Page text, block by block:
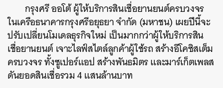
กรุงศรี ออโต้ ผู้ให้บริการสินเชื่อยานยนต์ครบวงจร
ในเครือธนาคารกรุงศรีอยุธยา จำกัด (มหาชน) เผยปีนี้จะ
ปรับเปลี่ยนโมเดลธุรกิจใหม่ เป็นมากกว่าผู้ให้บริการสิน
เชื่อยานยนต์ เจาะไลฟ์สไตล์ลูกค้าผู้ใช้รถ สร้างอีโคซิสเต็ม
ครบวงจร ทั้งซูเปอร์แอป สร้างพันธมิตร และมาร์เก็ตเพลส
ดันยอดสินเชื่อรวม 4 แสนล้านบาท